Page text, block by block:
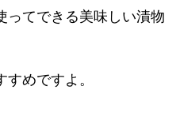
ってできる美味しい漬物
めですよ。